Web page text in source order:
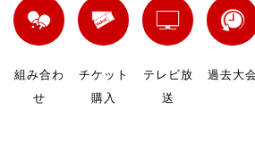
組み合わ
せ
チケット
購入
テレビ放
送
過去大